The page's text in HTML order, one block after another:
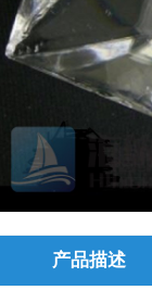
产品描述